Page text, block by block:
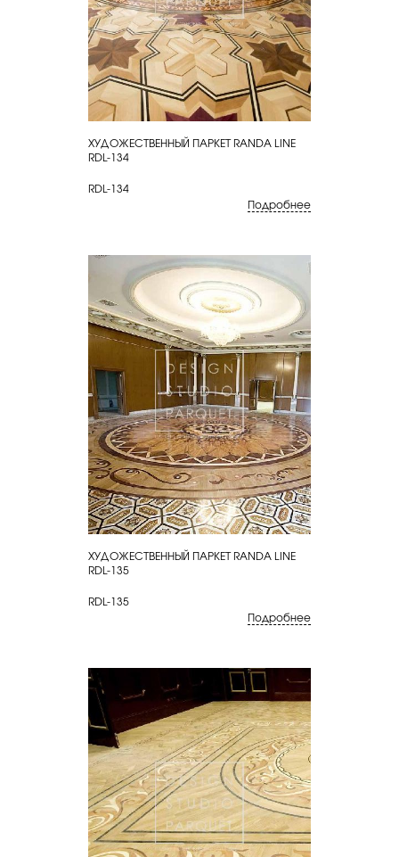
КУПИТЬ
ХУДОЖЕСТВЕННЫЙ ПАРКЕТ RANDA LINE
RDL-134
RDL-134
Подробнее
КУПИТЬ
ХУДОЖЕСТВЕННЫЙ ПАРКЕТ RANDA LINE
RDL-135
RDL-135
Подробнее